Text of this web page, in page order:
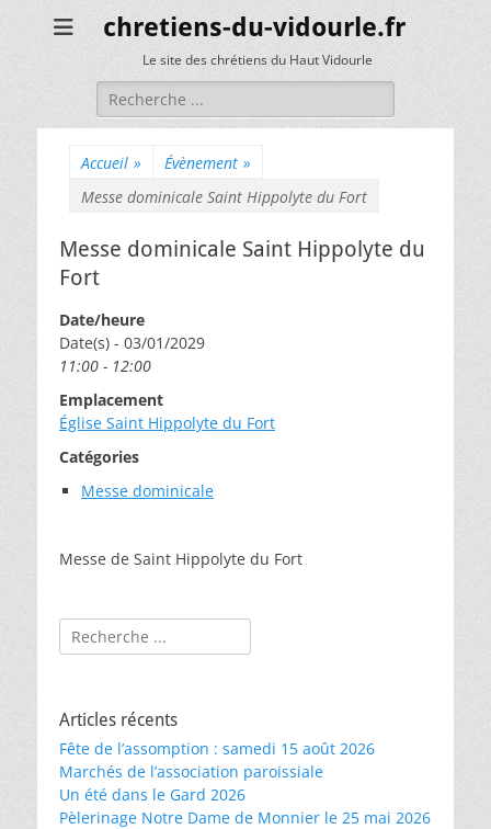
chretiens-du-vidourle.fr
Le site des chrétiens du Haut Vidourle
Rechercher :
Accueil » Évènement »
Messe dominicale Saint Hippolyte du Fort
Messe dominicale Saint Hippolyte du
Fort
Date/heure
Date(s) - 03/01/2029
11:00 - 12:00
Emplacement
Église Saint Hippolyte du Fort
Catégories
Messe dominicale
Messe de Saint Hippolyte du Fort
Rechercher :
Articles récents
Fête de l’assomption : samedi 15 août 2026
Marchés de l’association paroissiale
Un été dans le Gard 2026
Pèlerinage Notre Dame de Monnier le 25 mai 2026